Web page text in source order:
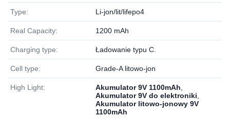
Type: Li-jon/lit/lifepo4
Real Capacity: 1200 mAh
Charging type: Ładowanie typu C.
Cell type: Grade-A litowo-jon
High Light: Akumulator 9V 1100mAh
Akumulator 9V do elektroniki
Akumulator litowo-jonowy 9V
1100mAh